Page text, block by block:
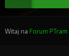
Witaj na Forum PTram